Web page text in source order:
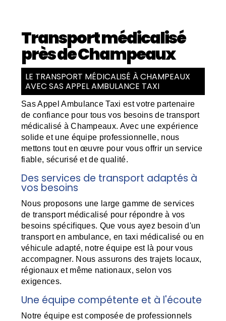
Transport médicalisé
près de Champeaux
LE TRANSPORT MÉDICALISÉ À CHAMPEAUX
AVEC SAS APPEL AMBULANCE TAXI
Sas Appel Ambulance Taxi est votre partenaire
de confiance pour tous vos besoins de transport
médicalisé à Champeaux. Avec une expérience
solide et une équipe professionnelle, nous
mettons tout en œuvre pour vous offrir un service
fiable, sécurisé et de qualité.
Des services de transport adaptés à
vos besoins
Nous proposons une large gamme de services
de transport médicalisé pour répondre à vos
besoins spécifiques. Que vous ayez besoin d'un
transport en ambulance, en taxi médicalisé ou en
véhicule adapté, notre équipe est là pour vous
accompagner. Nous assurons des trajets locaux,
régionaux et même nationaux, selon vos
exigences.
Une équipe compétente et à l'écoute
Notre équipe est composée de professionnels